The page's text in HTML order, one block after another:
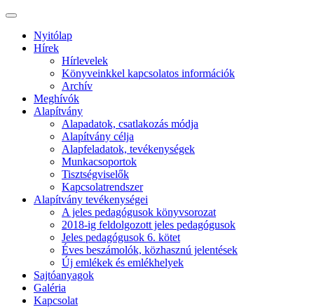
Nyitólap
Hírek
Hírlevelek
Könyveinkkel kapcsolatos információk
Archív
Meghívók
Alapítvány
Alapadatok, csatlakozás módja
Alapítvány célja
Alapfeladatok, tevékenységek
Munkacsoportok
Tisztségviselők
Kapcsolatrendszer
Alapítvány tevékenységei
A jeles pedagógusok könyvsorozat
2018-ig feldolgozott jeles pedagógusok
Jeles pedagógusok 6. kötet
Éves beszámolók, közhasznú jelentések
Új emlékek és emlékhelyek
Sajtóanyagok
Galéria
Kapcsolat